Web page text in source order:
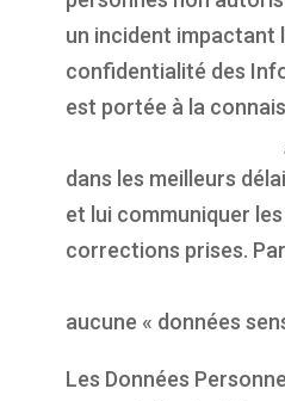
un incident impactant
confidentialité des
est portée à la
dans les meilleurs
et lui communiquer
corrections prises.
aucune « données
Les Données